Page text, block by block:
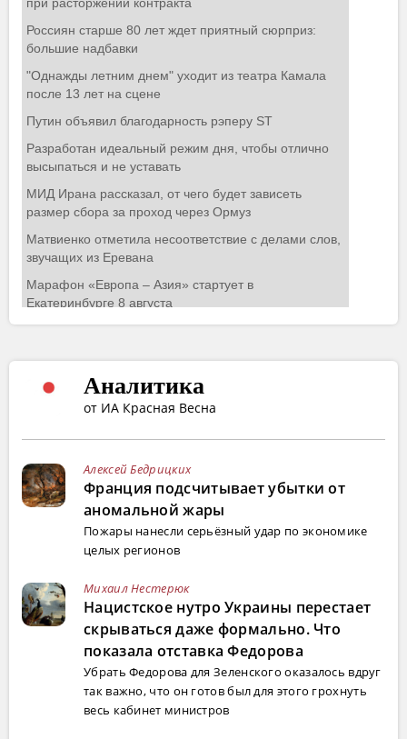
Аналитика
от ИА Красная Весна
Алексей Бедрицких
Франция подсчитывает убытки от
аномальной жары
Пожары нанесли серьёзный удар по экономике
целых регионов
Михаил Нестерюк
Нацистское нутро Украины перестает
скрываться даже формально. Что
показала отставка Федорова
Убрать Федорова для Зеленского оказалось вдруг
так важно, что он готов был для этого грохнуть
весь кабинет министров